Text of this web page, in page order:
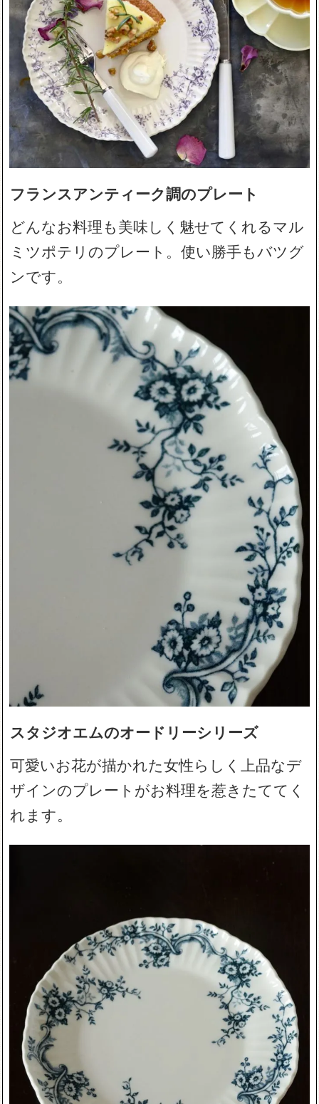
フランスアンティーク調のプレート
どんなお料理も美味しく魅せてくれるマル
ミツポテリのプレート。使い勝手もバツグ
ンです。
スタジオエムのオードリーシリーズ
可愛いお花が描かれた女性らしく上品なデ
ザインのプレートがお料理を惹きたててく
れます。